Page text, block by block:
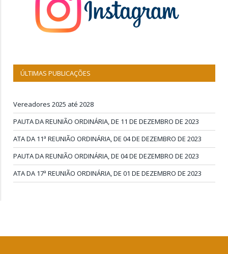
ÚLTIMAS PUBLICAÇÕES
Vereadores 2025 até 2028
PAUTA DA REUNIÃO ORDINÁRIA, DE 11 DE DEZEMBRO DE 2023
ATA DA 11ª REUNIÃO ORDINÁRIA, DE 04 DE DEZEMBRO DE 2023
PAUTA DA REUNIÃO ORDINÁRIA, DE 04 DE DEZEMBRO DE 2023
ATA DA 17ª REUNIÃO ORDINÁRIA, DE 01 DE DEZEMBRO DE 2023